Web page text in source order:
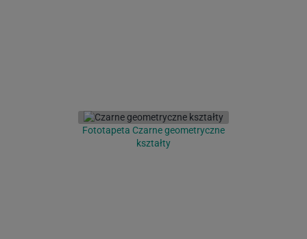
Fototapeta Czarne geometryczne
kształty